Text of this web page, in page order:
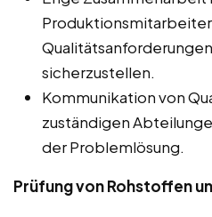
sicherzustellen.
Kommunikation von
zuständigen
der Problemlösung.
Prüfung von Rohstoffen